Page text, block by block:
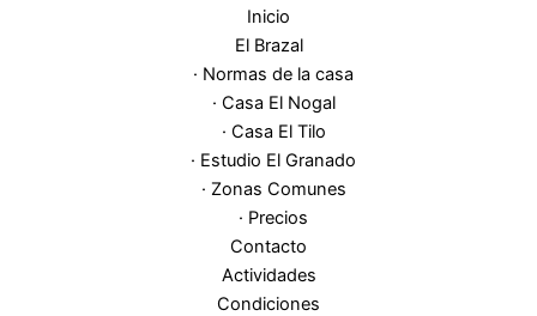
Inicio
El Brazal
· Normas de la casa
· Casa El Nogal
· Casa El Tilo
· Estudio El Granado
· Zonas Comunes
· Precios
Contacto
Actividades
Condiciones